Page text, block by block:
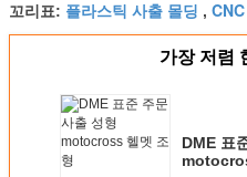
꼬리표: 플라스틱 사출 몰딩 ,
가장 저렴
DME 표